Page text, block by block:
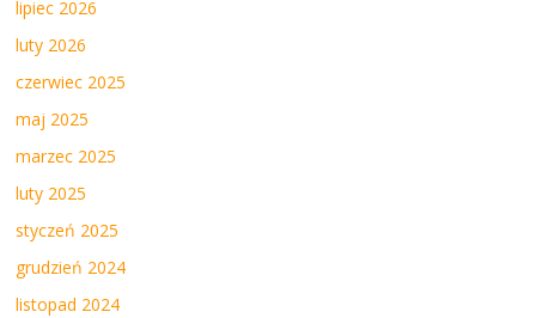
lipiec 2026
luty 2026
czerwiec 2025
maj 2025
marzec 2025
luty 2025
styczeń 2025
grudzień 2024
listopad 2024